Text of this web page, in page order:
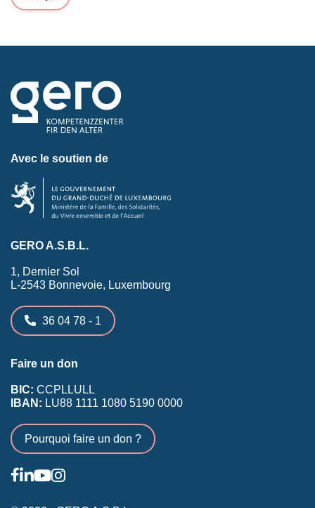
Avec le soutien de
GERO A.S.B.L.
1, Dernier Sol
L-2543 Bonnevoie, Luxembourg
36 04 78 - 1
Faire un don
BIC: CCPLLULL
IBAN: LU88 1111 1080 5190 0000
Pourquoi faire un don ?